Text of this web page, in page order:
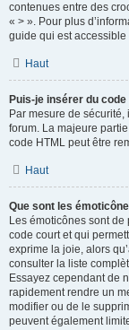
contenues entre des
« > ». Pour plus
guide qui est
Haut
Puis-je insérer du code
Par mesure de sécurité,
forum. La majeure
code HTML peut être
Haut
Que sont les
Les émoticônes sont
code court et qui
exprime la joie, alors
consulter la liste
Essayez cependant de
rapidement rendre un
modifier ou de le
peuvent également